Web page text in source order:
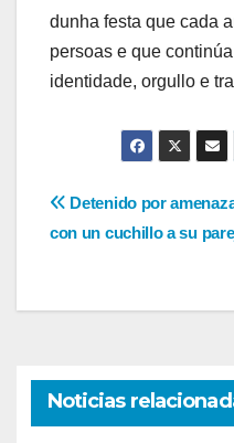
dunha festa que cada
persoas e que
identidade, orgullo e
entradas
Detenido por
con un cuchillo a su
Noticias